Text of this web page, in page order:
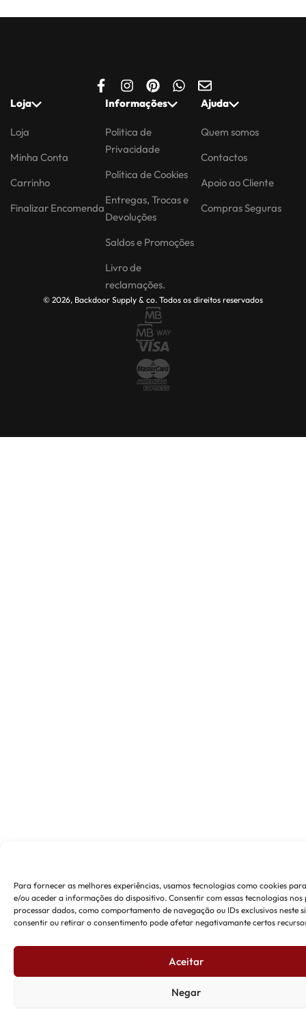
Para fornecer as melhores experiências, usamos tecnologias como cookies
e/ou aceder a informações do dispositivo. Consentir com essas tecnologias
processar dados, como comportamento de navegação ou IDs exclusivos neste
consentir ou retirar o consentimento pode afetar negativamante certos
Aceitar
Negar
Loja
Loja
Minha Conta
Carrinho
Finalizar Encomenda
Informações
Politica de
Privacidade
Política de Cookies
Entregas, Trocas e
Devoluções
Saldos e Promoções
Livro de
reclamações.
Ajuda
Quem somos
Contactos
Apoio ao Cliente
Compras Seguras
© 2026, Backdoor Supply & co. Todos os direitos reservados